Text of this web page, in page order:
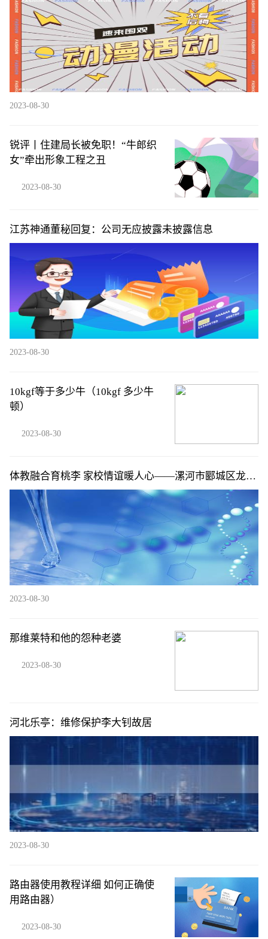
2023-08-30
锐评丨住建局长被免职！“牛郎织
女”牵出形象工程之丑
2023-08-30
江苏神通董秘回复：公司无应披露未披露信息
2023-08-30
10kgf等于多少牛（10kgf 多少牛
顿）
2023-08-30
体教融合育桃李 家校情谊暖人心——漯河市郾城区龙城
镇中心小学家长向学校赠送锦旗
2023-08-30
那维莱特和他的怨种老婆
2023-08-30
河北乐亭：维修保护李大钊故居
2023-08-30
路由器使用教程详细 如何正确使
用路由器）
2023-08-30